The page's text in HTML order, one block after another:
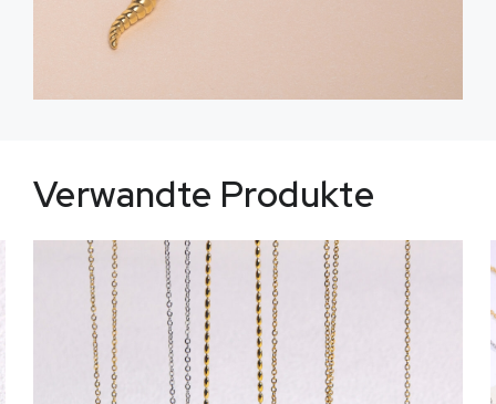
Verwandte Produkte